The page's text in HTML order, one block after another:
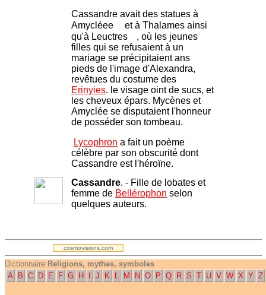
Cassandre avait des statues à
Amycléee
et à Thalames ainsi
qu'à Leuctres
, où les jeunes
filles qui se refusaient à un
mariage se précipitaient ans
pieds de l'image d'Alexandra,
revêtues du costume des
Erinyies. le visage oint de sucs, et
les cheveux épars. Mycènes et
Amyclée se disputaient l'honneur
de posséder son tombeau.
Lycophron a fait un poème
célèbre par son obscurité dont
Cassandre est l'héroïne.
Cassandre. - Fille de lobates et
femme de Bellérophon selon
quelques auteurs.
.
cosmovisions.com
Dictionnaire Religions, mythes, symboles
A
B C D E F G H J K L M N O P Q R S T U V W X Y Z